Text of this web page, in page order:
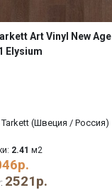
Art Vinyl New Age
Elysium
Tarkett (Швеция / Россия)
2.41 м2
2521р.